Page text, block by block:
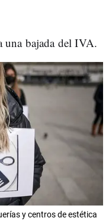
una bajada del IVA.
y centros de estética